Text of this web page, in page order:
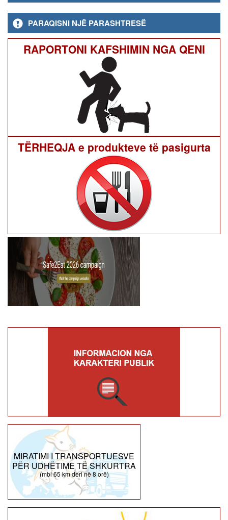
PARAQISNI NJË PARASHTRESË
RAPORTONI KAFSHIMIN NGA QENI
TËRHEQJA e produkteve të pasigurta
MIRATIMI I TRANSPORTUESVE
PËR UDHËTIME TË SHKURTRA
(mbi 65 km deri në 8 orë)